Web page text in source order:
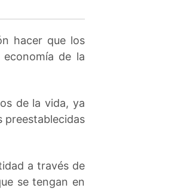
hacer que los
de la
de la vida, ya
preestablecidas
a través de
se tengan en